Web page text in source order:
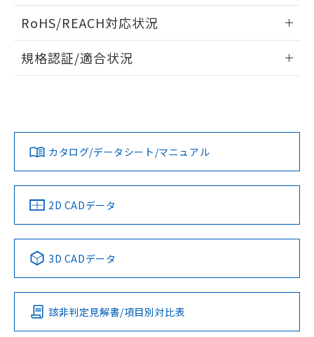
タイムチャート
A: 200mm以上、B: 120mm以上
検出物体の大きさと材質による影響
検出領域
ドすることができます。
ログイン/会員登録
ダウンロードデータをご利用いただく前に、以下を必ずお読
みください。
ソフトウェアの使用条件
RoHS/REACH対応状況
EU RoHS 注意事項・凡例
対応済み
中国 RoHS 注意事項・凡例
Pb Hg Cd Cr(VI)
O
規格認証/適合状況
LR型式承認
（イギリス
船舶規格）
DNV型式承認
（ノルウェー
BV型式承認
（フランス
KR型式
（韓国
No No No No
この製品の規格認証/適合状況ページへ
その他の認証はこちらのページからご検索ください
カタログ/データシート/マニュアル
2D CADデータ
3D CADデータ
該非判定見解書/項目別対比表
す。